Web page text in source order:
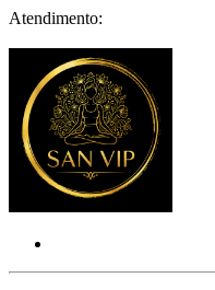
Atendimento: